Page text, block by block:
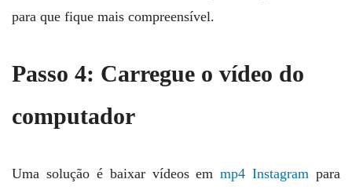
para que fique mais compreensível.
Passo 4: Carregue o vídeo do
computador
Uma solução é baixar vídeos emmp4 Instagram para